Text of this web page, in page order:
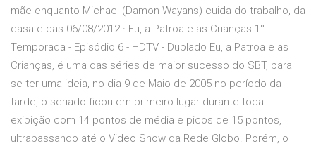
mãe enquanto Michael (Damon Wayans) cuida do trabalho, da
casa e das 06/08/2012 · Eu, a Patroa e as Crianças 1°
Temporada - Episódio 6 - HDTV - Dublado Eu, a Patroa e as
Crianças, é uma das séries de maior sucesso do SBT, para
se ter uma ideia, no dia 9 de Maio de 2005 no período da
tarde, o seriado ficou em primeiro lugar durante toda
exibição com 14 pontos de média e picos de 15 pontos,
ultrapassando até o Video Show da Rede Globo. Porém, o